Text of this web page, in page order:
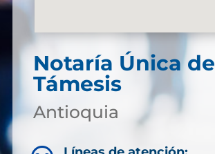
Notaría Única de
Támesis
Antioquia